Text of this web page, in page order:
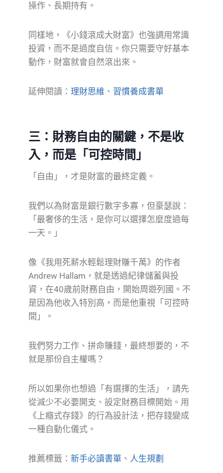
操作、長期持有。
同樣地，《小錢滾成大財富》也強調用常識
投資，而不是過度自信。你只需要守好基本
動作，財富就會自然滾出來。
延伸閱讀： 理財思維 、 習慣養成書單
三：財務自由的關鍵，不是收
入，而是「可控時間」
「自由」，才是財富的最終定義。
我們以為財富是銀行數字多寡，但豪瑟說：
「最奢侈的生活，是你可以選擇怎麼度過每
一天。」
像《我用死薪水輕鬆理財賺千萬》的作者
Andrew Hallam，就是透過紀律儲蓄與投
資，在40歲前財務自由，開始周遊列國。不
是因為他收入特別高，而是他重視「可控時
間」。
我們努力工作、拼命賺錢，最終想要的，不
就是那份自主權嗎？
所以如果你也想過「有選擇的生活」，請先
從減少不必要開支、設定財務目標開始。用
《上癮式存錢》的行為設計法，把存錢變成
一種自動化儀式。
推薦標籤： 新手必讀書單 、 人生規劃